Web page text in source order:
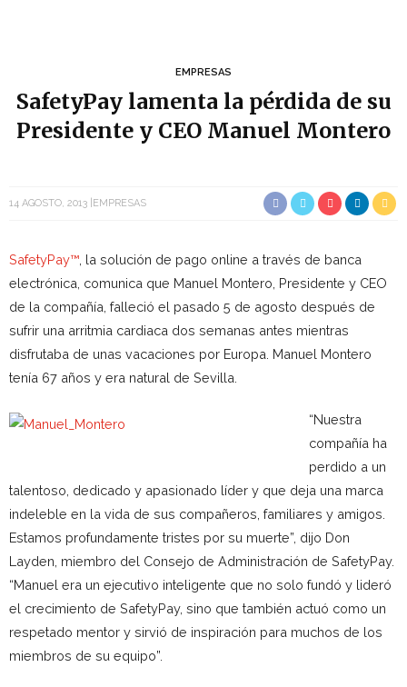
EMPRESAS
SafetyPay lamenta la pérdida de su
Presidente y CEO Manuel Montero
14 AGOSTO, 2013 EMPRESAS
SafetyPay™ , la solución de pago online a través de banca
electrónica, comunica que Manuel Montero, Presidente y CEO
de la compañía, falleció el pasado 5 de agosto después de
sufrir una arritmia cardiaca dos semanas antes mientras
disfrutaba de unas vacaciones por Europa. Manuel Montero
tenía 67 años y era natural de Sevilla.
“Nuestra
compañía ha
perdido a un
talentoso, dedicado y apasionado líder y que deja una marca
indeleble en la vida de sus compañeros, familiares y amigos.
Estamos profundamente tristes por su muerte”, dijo Don
Layden, miembro del Consejo de Administración de SafetyPay.
“Manuel era un ejecutivo inteligente que no solo fundó y lideró
el crecimiento de SafetyPay, sino que también actuó como un
respetado mentor y sirvió de inspiración para muchos de los
miembros de su equipo”.